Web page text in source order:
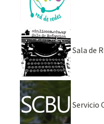
Sala de
Servicio